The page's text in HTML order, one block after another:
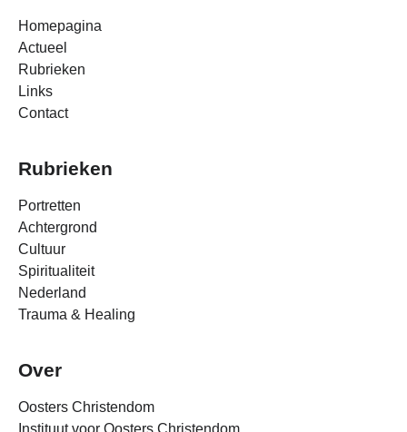
Homepagina
Actueel
Rubrieken
Links
Contact
Rubrieken
Portretten
Achtergrond
Cultuur
Spiritualiteit
Nederland
Trauma & Healing
Over
Oosters Christendom
Instituut voor Oosters Christendom